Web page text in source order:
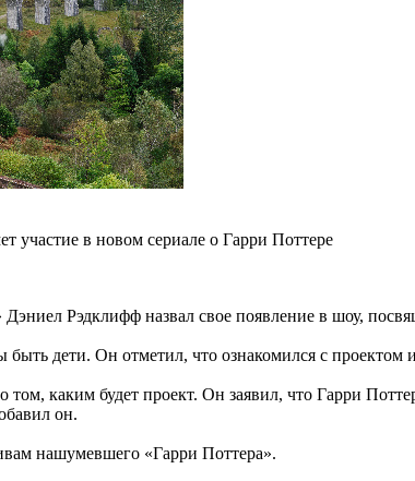
участие в новом сериале о Гарри Поттере
Рэдклифф назвал свое появление в шоу,
дети. Он отметил, что ознакомился с проектом
каким будет проект. Он заявил, что Гарри
он.
нашумевшего «Гарри Поттера».